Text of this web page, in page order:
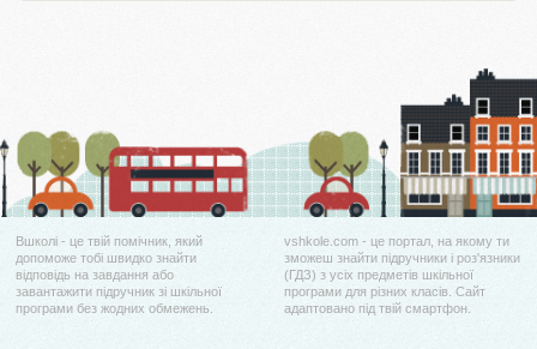
Вшколі - це твій помічник, який
допоможе тобі швидко знайти
відповідь на завдання або
завантажити підручник зі шкільної
програми без жодних обмежень.
vshkole.com - це портал, на якому ти
зможеш знайти підручники і роз'язники
(ГДЗ) з усіх предметів шкільної
програми для різних класів. Сайт
адаптовано під твій смартфон.